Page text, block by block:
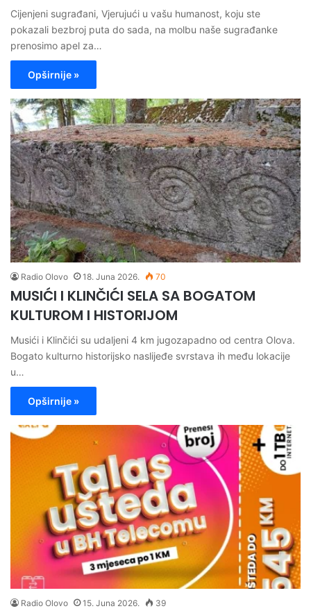
Cijenjeni sugrađani, Vjerujući u vašu humanost, koju ste
pokazali bezbroj puta do sada, na molbu naše sugrađanke
prenosimo apel za…
Opširnije »
Radio Olovo 18. Juna 2026. 70
MUSIĆI I KLINČIĆI SELA SA BOGATOM
KULTUROM I HISTORIJOM
Musići i Klinčići su udaljeni 4 km jugozapadno od centra Olova.
Bogato kulturno historijsko naslijeđe svrstava ih među lokacije
u…
Opširnije »
Radio Olovo 15. Juna 2026. 39